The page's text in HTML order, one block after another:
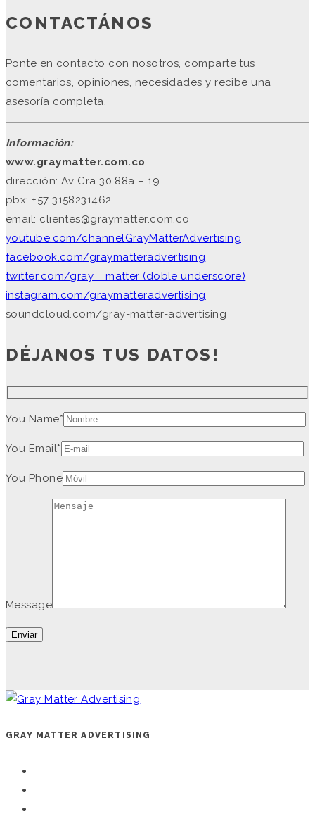
CONTACTÁNOS
Ponte en contacto con nosotros, comparte tus
comentarios, opiniones, necesidades y recibe una
asesoría completa.
Información:
www.graymatter.com.co
dirección: Av Cra 30 88a – 19
pbx: +57 3158231462
email: clientes@graymatter.com.co
youtube.com/channelGrayMatterAdvertising
facebook.com/graymatteradvertising
twitter.com/gray__matter (doble underscore)
instagram.com/graymatteradvertising
soundcloud.com/gray-matter-advertising
DÉJANOS TUS DATOS!
You Name*
You Email*
You Phone
Message
GRAY MATTER ADVERTISING